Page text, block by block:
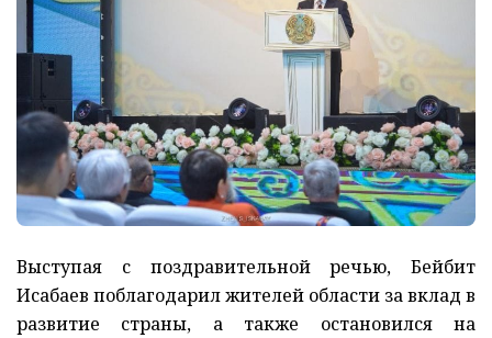
Выступая с поздравительной речью, Бейбит
Исабаев поблагодарил жителей области за вклад в
развитие страны, а также остановился на